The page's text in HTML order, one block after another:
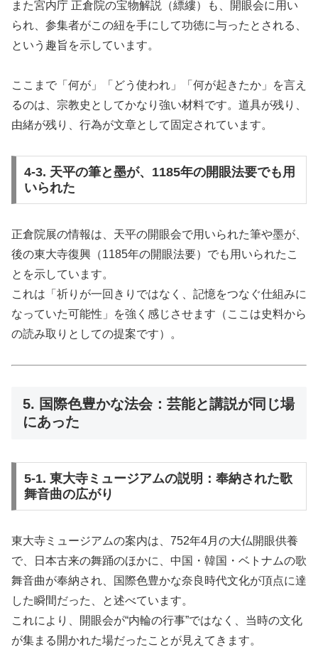
また宮内庁 正倉院の宝物解説（縹縷）も、開眼会に用い
られ、参集者がこの紐を手にして功徳に与ったとされる、
という趣旨を示しています。
ここまで「何が」「どう使われ」「何が起きたか」を言え
るのは、宗教史としてかなり強い材料です。道具が残り、
由緒が残り、行為が文章として固定されています。
4-3. 天平の筆と墨が、1185年の開眼法要でも用
いられた
正倉院展の情報は、天平の開眼会で用いられた筆や墨が、
後の東大寺復興（1185年の開眼法要）でも用いられたこ
とを示しています。
これは「祈りが一回きりではなく、記憶をつなぐ仕組みに
なっていた可能性」を強く感じさせます（ここは史料から
の読み取りとしての提案です）。
5. 国際色豊かな法会：芸能と講説が同じ場
にあった
5-1. 東大寺ミュージアムの説明：奉納された歌
舞音曲の広がり
東大寺ミュージアムの案内は、752年4月の大仏開眼供養
で、日本古来の舞踊のほかに、中国・韓国・ベトナムの歌
舞音曲が奉納され、国際色豊かな奈良時代文化が頂点に達
した瞬間だった、と述べています。
これにより、開眼会が“内輪の行事”ではなく、当時の文化
が集まる開かれた場だったことが見えてきます。